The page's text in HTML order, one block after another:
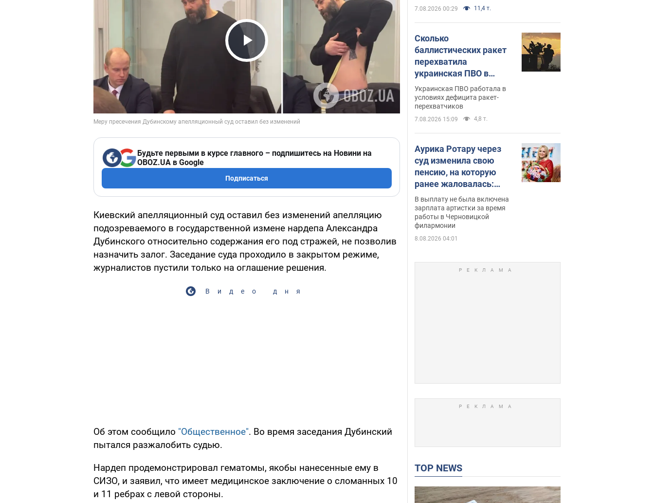
Play Video
Будьте первыми в курсе главного – подпишитесь на Новини на
OBOZ.UA в Google
Подписаться
Киевский апелляционный суд оставил без изменений апелляцию
подозреваемого в государственной измене нардепа Александра
Дубинского относительно содержания его под стражей, не позволив
назначить залог. Заседание суда проходило в закрытом режиме,
журналистов пустили только на оглашение решения.
Видео дня
Об этом сообщило "Общественное". Во время заседания Дубинский
пытался разжалобить судью.
Нардеп продемонстрировал гематомы, якобы нанесенные ему в
СИЗО, и заявил, что имеет медицинское заключение о сломанных 10
и 11 ребрах с левой стороны.
7.08.2026 00:29 11,4 т.
Сколько
баллистических ракет
перехватила
украинская ПВО в
июле: в Минобороны
назвали цифру
Украинская ПВО работала в
условиях дефицита ракет-
перехватчиков
7.08.2026 15:09 4,8 т.
Аурика Ротару через
суд изменила свою
пенсию, на которую
ранее жаловалась:
сколько получала
певица
В выплату не была включена
зарплата артистки за время
работы в Черновицкой
филармонии
8.08.2026 04:01
TOP NEWS